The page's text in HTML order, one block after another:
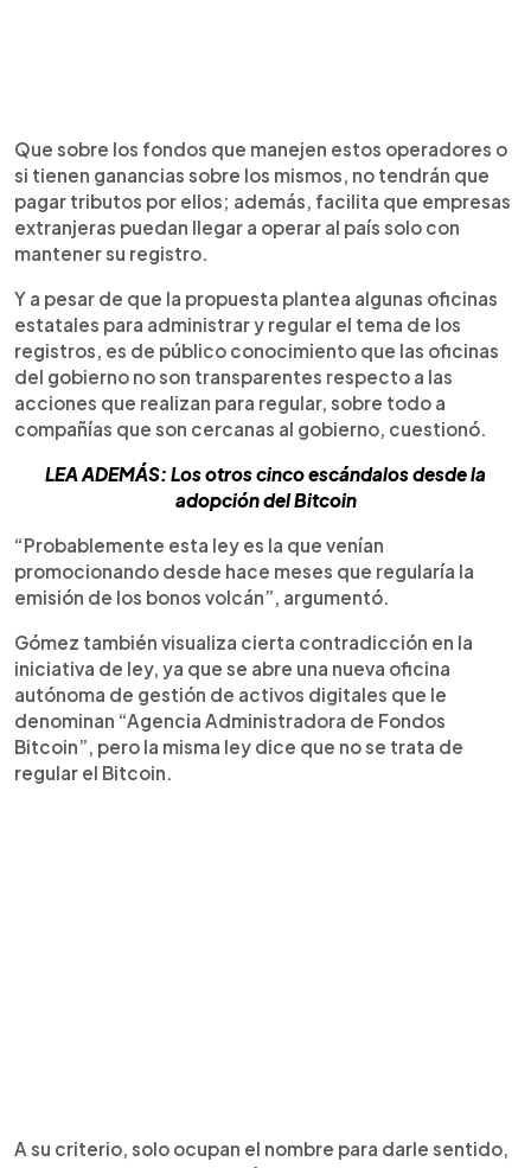
Que sobre los fondos que manejen estos operadores o
si tienen ganancias sobre los mismos, no tendrán que
pagar tributos por ellos; además, facilita que empresas
extranjeras puedan llegar a operar al país solo con
mantener su registro.
Y a pesar de que la propuesta plantea algunas oficinas
estatales para administrar y regular el tema de los
registros, es de público conocimiento que las oficinas
del gobierno no son transparentes respecto a las
acciones que realizan para regular, sobre todo a
compañías que son cercanas al gobierno, cuestionó.
LEA ADEMÁS: Los otros cinco escándalos desde la
adopción del Bitcoin
“Probablemente esta ley es la que venían
promocionando desde hace meses que regularía la
emisión de los bonos volcán”, argumentó.
Gómez también visualiza cierta contradicción en la
iniciativa de ley, ya que se abre una nueva oficina
autónoma de gestión de activos digitales que le
denominan “Agencia Administradora de Fondos
Bitcoin”, pero la misma ley dice que no se trata de
regular el Bitcoin.
A su criterio, solo ocupan el nombre para darle sentido,